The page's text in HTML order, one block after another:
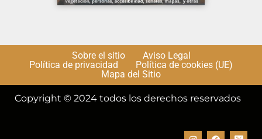
Sobre el sitio
Aviso Legal
Política de privacidad
Política de cookies (UE)
Mapa del Sitio
Copyright © 2024 todos los derechos reservados